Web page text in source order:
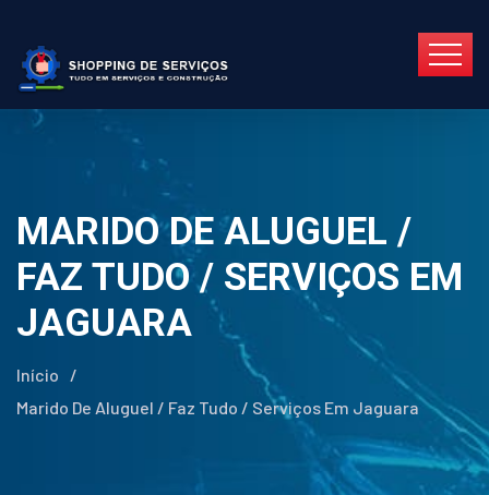
MARIDO DE ALUGUEL /
FAZ TUDO / SERVIÇOS EM
JAGUARA
Início
/
Marido De Aluguel / Faz Tudo / Serviços Em Jaguara